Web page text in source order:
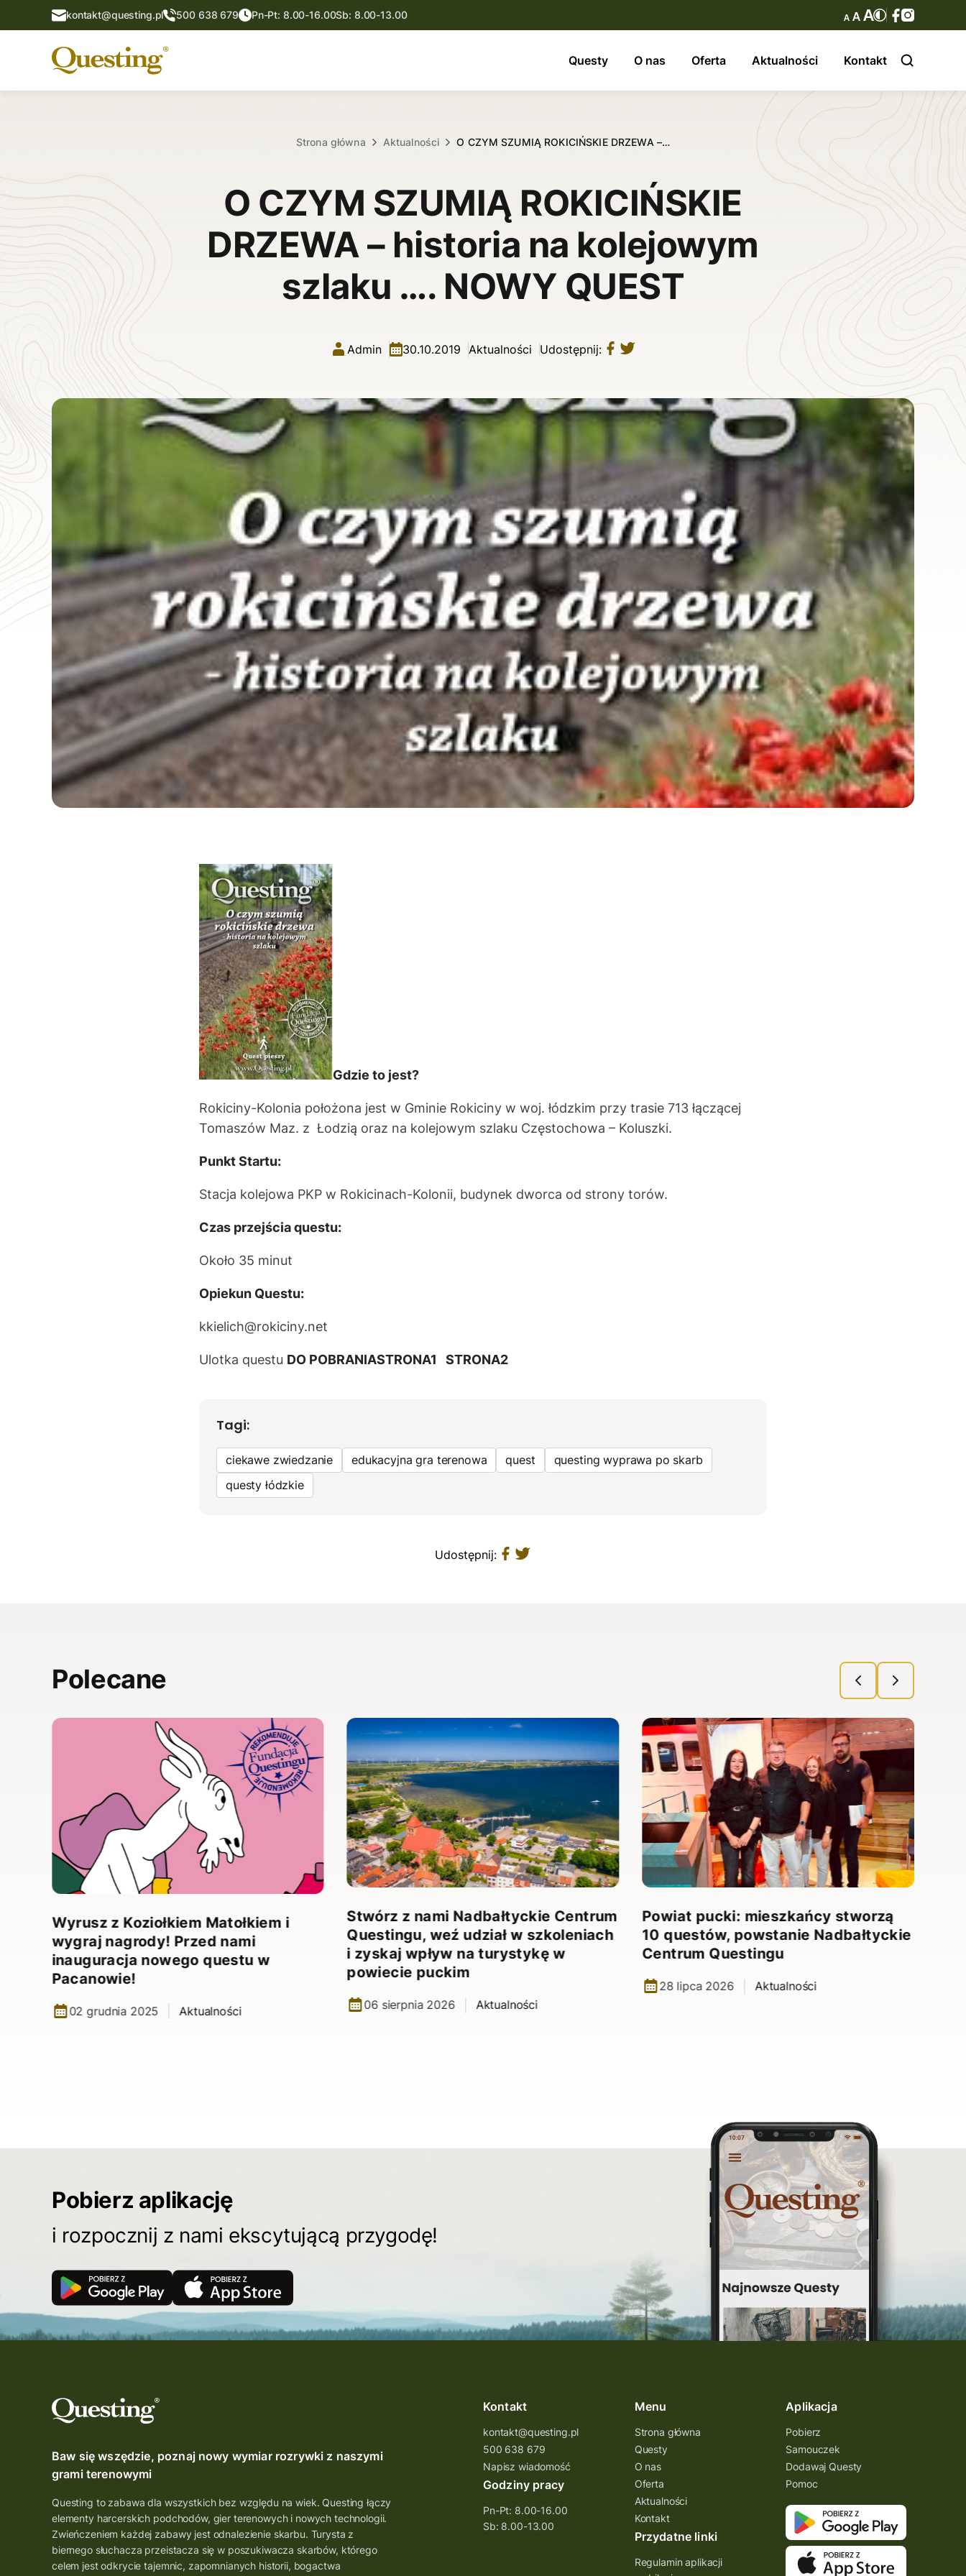
kontakt@questing.pl 500 638 679 Pn-Pt: 8.00-16.00Sb: 8.00-13.00
Questy O nas Oferta Aktualności Kontakt
O nas
Kontakt
Strona główna Aktualności O CZYM SZUMIĄ ROKICIŃSKIE DRZEWA –…
O CZYM SZUMIĄ ROKICIŃSKIE
DRZEWA – historia na kolejowym
szlaku …. NOWY QUEST
Admin 30.10.2019 Aktualności Udostępnij:
Gdzie to jest?
Rokiciny-Kolonia położona jest w Gminie Rokiciny w woj. łódzkim przy trasie 713 łączącej
Tomaszów Maz. z Łodzią oraz na kolejowym szlaku Częstochowa – Koluszki.
Punkt Startu:
Stacja kolejowa PKP w Rokicinach-Kolonii, budynek dworca od strony torów.
Czas przejścia questu:
Około 35 minut
Opiekun Questu:
kkielich@rokiciny.net
Ulotka questu DO POBRANIASTRONA1 STRONA2
Tagi:
ciekawe zwiedzanie edukacyjna gra terenowa quest
questing wyprawa po skarb
questy łódzkie
Udostępnij:
Polecane
Wyrusz z Koziołkiem Matołkiem i
wygraj nagrody! Przed nami
inauguracja nowego questu w
Pacanowie!
02 grudnia 2025 Aktualności
Stwórz z nami Nadbałtyckie Centrum
Questingu, weź udział w szkoleniach
i zyskaj wpływ na turystykę w
powiecie puckim
06 sierpnia 2026 Aktualności
Powiat pucki: mieszkańcy stworzą
10 questów, powstanie Nadbałtyckie
Centrum Questingu
28 lipca 2026 Aktualności
Pobierz aplikację
i rozpocznij z nami ekscytującą przygodę!
Baw się wszędzie, poznaj nowy wymiar rozrywki z naszymi
grami terenowymi
Questing to zabawa dla wszystkich bez względu na wiek. Questing łączy
elementy harcerskich podchodów, gier terenowych i nowych technologii.
Zwieńczeniem każdej zabawy jest odnalezienie skarbu. Turysta z
biernego słuchacza przeistacza się w poszukiwacza skarbów, którego
celem jest odkrycie tajemnic, zapomnianych historii, bogactwa
Kontakt
kontakt@questing.pl
500 638 679
Napisz wiadomość
Godziny pracy
Pn-Pt: 8.00-16.00
Sb: 8.00-13.00
Menu
Strona główna
Questy
O nas
Oferta
Aktualności
Kontakt
Przydatne linki
Regulamin aplikacji
Aplikacja
Pobierz
Samouczek
Dodawaj Questy
Pomoc